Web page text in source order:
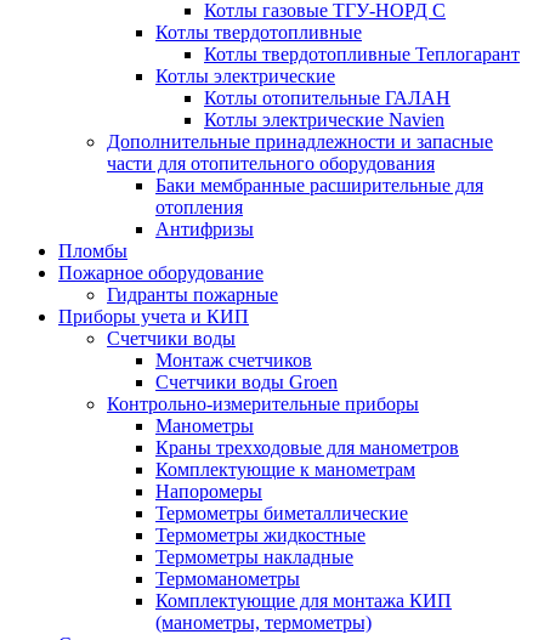
Котлы газовые ТГУ-НОРД С
Котлы твердотопливные
Котлы твердотопливные Теплогарант
Котлы электрические
Котлы отопительные ГАЛАН
Котлы электрические Navien
Дополнительные принадлежности и запасные
части для отопительного оборудования
Баки мембранные расширительные для
отопления
Антифризы
Пломбы
Пожарное оборудование
Гидранты пожарные
Приборы учета и КИП
Счетчики воды
Монтаж счетчиков
Счетчики воды Groen
Контрольно-измерительные приборы
Манометры
Краны трехходовые для манометров
Комплектующие к манометрам
Напоромеры
Термометры биметаллические
Термометры жидкостные
Термометры накладные
Термоманометры
Комплектующие для монтажа КИП
(манометры, термометры)